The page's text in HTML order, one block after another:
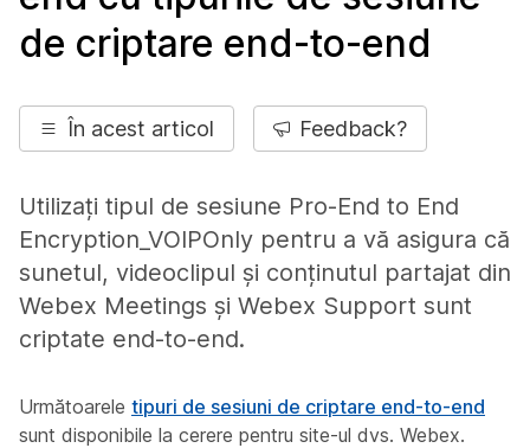
de criptare end-to-end
În acest articol Feedback?
Utilizați tipul de sesiune Pro-End to End
Encryption_VOIPOnly pentru a vă asigura că
sunetul, videoclipul și conținutul partajat din
Webex Meetings și Webex Support sunt
criptate end-to-end.
Următoarele tipuri de sesiuni de criptare end-to-end
sunt disponibile la cerere pentru site-ul dvs. Webex.